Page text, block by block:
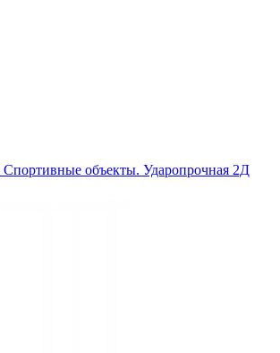
Спортивные объекты. Ударопрочная 2Д